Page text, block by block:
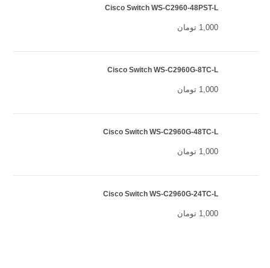
Cisco Switch WS-C2960-48PST-L
1,000 تومان
Cisco Switch WS-C2960G-8TC-L
1,000 تومان
Cisco Switch WS-C2960G-48TC-L
1,000 تومان
Cisco Switch WS-C2960G-24TC-L
1,000 تومان